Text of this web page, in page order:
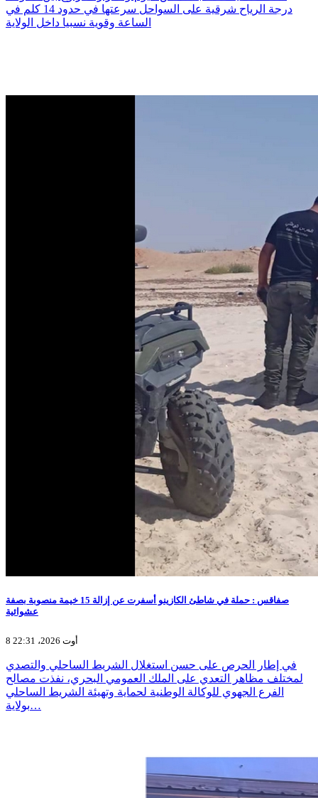
درجة الرياح شرقية على السواحل سرعتها في حدود 14 كلم في
الساعة وقوية نسبيا داخل الولاية
صفاقس : حملة في شاطئ الكازينو أسفرت عن إزالة 15 خيمة منصوبة بصفة
عشوائية
8 أوت 2026، 22:31
في إطار الحرص على حسن استغلال الشريط الساحلي والتصدي
لمختلف مظاهر التعدي على الملك العمومي البحري، نفذت مصالح
الفرع الجهوي للوكالة الوطنية لحماية وتهيئة الشريط الساحلي
بولاية…